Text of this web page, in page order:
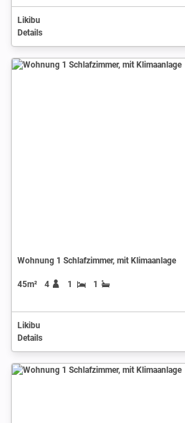
Likibu
Details
Wohnung 1 Schlafzimmer, mit Klimaanlage
45m² 4 1 1
Likibu
Details